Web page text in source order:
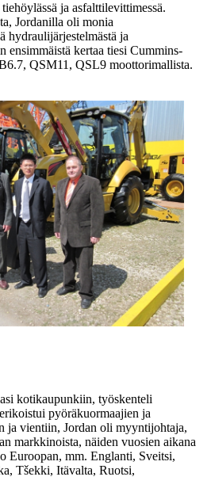
ja asfalttilevittimessä.
Jordanilla oli monia
hydraulijärjestelmästä ja
ensimmäistä kertaa tiesi Cummins-
QSM11, QSL9 moottorimallista.
kotikaupunkiin, työskenteli
pyöräkuormaajien ja
ja vientiin, Jordan oli myyntijohtaja,
markkinoista, näiden vuosien aikana
Euroopan, mm. Englanti, Sveitsi,
Tšekki, Itävalta, Ruotsi,